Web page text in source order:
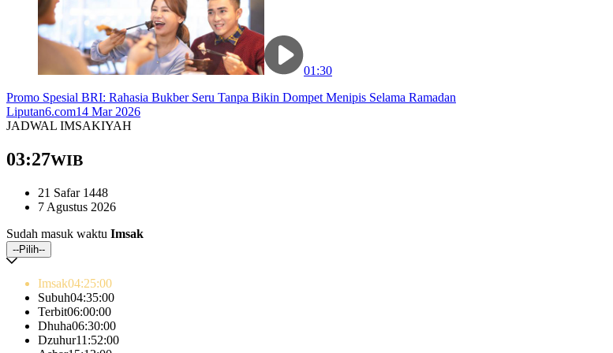
01:30
Promo Spesial BRI: Rahasia Bukber Seru Tanpa Bikin Dompet Menipis Selama Ramadan
Liputan6.com14 Mar 2026
JADWAL IMSAKIYAH
03:27WIB
21 Safar 1448
7 Agustus 2026
Sudah masuk waktu Imsak
--Pilih--
Imsak04:25:00
Subuh04:35:00
Terbit06:00:00
Dhuha06:30:00
Dzuhur11:52:00